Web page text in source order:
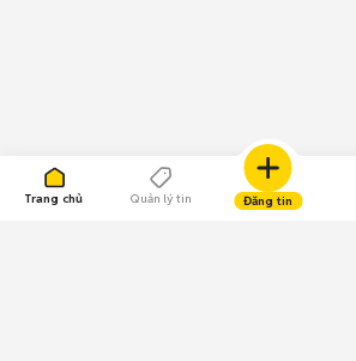
Trang chủ Quản lý tin Đăng tin